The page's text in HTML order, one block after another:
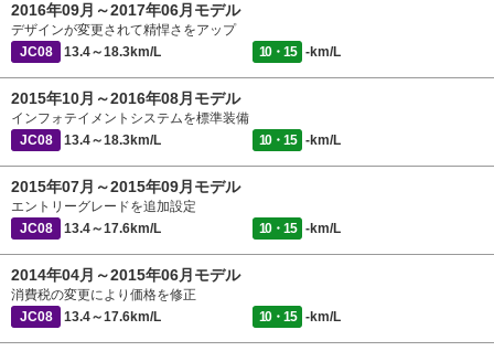
2016年09月～2017年06月モデル
デザインが変更されて精悍さをアップ
JC08
13.4～18.3km/L 10・15 -km/L
2015年10月～2016年08月モデル
インフォテイメントシステムを標準装備
JC08
13.4～18.3km/L 10・15 -km/L
2015年07月～2015年09月モデル
エントリーグレードを追加設定
JC08
13.4～17.6km/L 10・15 -km/L
2014年04月～2015年06月モデル
消費税の変更により価格を修正
JC08
13.4～17.6km/L 10・15 -km/L